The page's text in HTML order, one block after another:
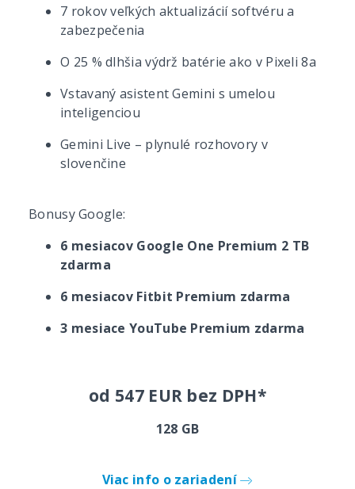
7 rokov veľkých aktualizácií softvéru a
zabezpečenia
O 25 % dlhšia výdrž batérie ako v Pixeli 8a
Vstavaný asistent Gemini s umelou
inteligenciou
Gemini Live – plynulé rozhovory v
slovenčine
Bonusy Google:
6 mesiacov Google One Premium 2 TB
zdarma
6 mesiacov Fitbit Premium zdarma
3 mesiace YouTube Premium zdarma
od 547 EUR bez DPH*
128 GB
Viac info o zariadení